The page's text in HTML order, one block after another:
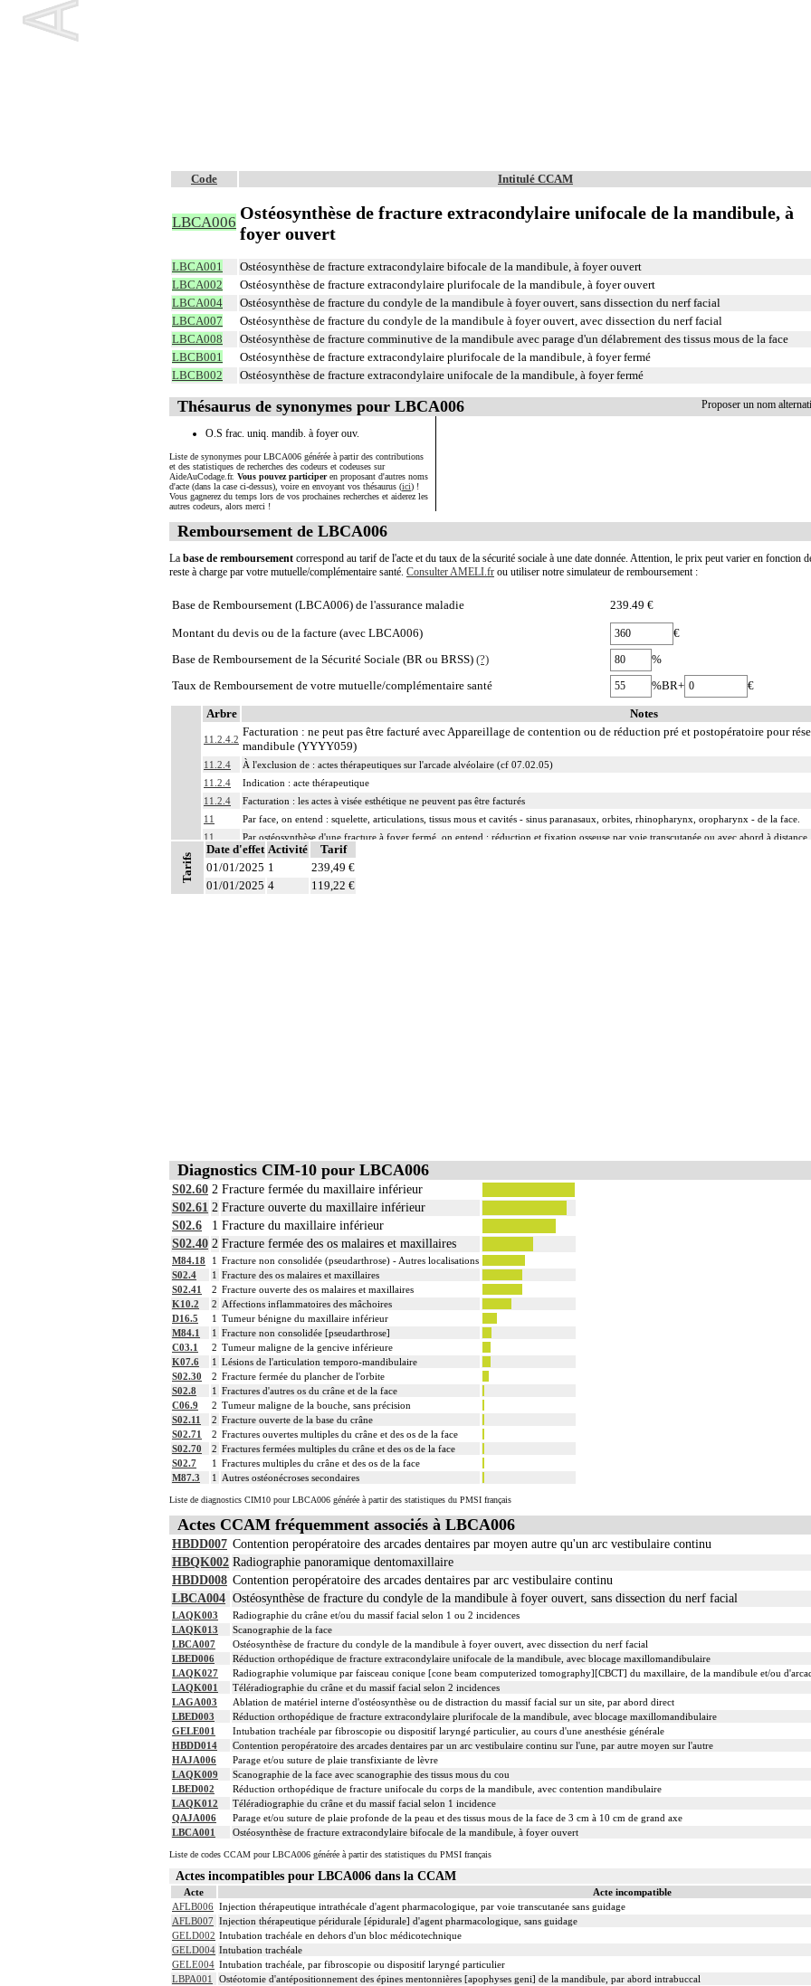
Code Intitulé CCAM
LBCA006 Ostéosynthèse de fracture extracondylaire unifocale de la mandibule, à
foyer ouvert
LBCA001 Ostéosynthèse de fracture extracondylaire bifocale de la mandibule, à foyer ouvert
LBCA002 Ostéosynthèse de fracture extracondylaire plurifocale de la mandibule, à foyer ouvert
LBCA004 Ostéosynthèse de fracture du condyle de la mandibule à foyer ouvert, sans dissection du nerf facial
LBCA007 Ostéosynthèse de fracture du condyle de la mandibule à foyer ouvert, avec dissection du nerf facial
LBCA008 Ostéosynthèse de fracture comminutive de la mandibule avec parage d'un délabrement des tissus mous de la face
LBCB001 Ostéosynthèse de fracture extracondylaire plurifocale de la mandibule, à foyer fermé
LBCB002 Ostéosynthèse de fracture extracondylaire unifocale de la mandibule, à foyer fermé
Proposer un nom
Thésaurus de synonymes pour LBCA006
O.S frac. uniq. mandib. à foyer ouv.
Liste de synonymes pour LBCA006 générée à partir des contributions
et des statistiques de recherches des codeurs et codeuses sur
AideAuCodage.fr. Vous pouvez participeren proposant d'autres noms
d'acte (dans la case ci-dessus), voire en envoyant vos thésaurus (ici) !
Vous gagnerez du temps lors de vos prochaines recherches et aiderez les
autres codeurs, alors merci !
Remboursement de LBCA006
La base de remboursement correspond au tarif de l'acte et du taux de la sécurité sociale à une date donnée. Attention, le prix peut varier en
reste à charge par votre mutuelle/complémentaire santé. Consulter AMELI.fr ou utiliser notre simulateur de remboursement :
Base de Remboursement (LBCA006) de l'assurance maladie 239.49 €
Montant du devis ou de la facture (avec LBCA006)
€
Base de Remboursement de la Sécurité Sociale (BR ou BRSS) (?)
%
Taux de Remboursement de votre mutuelle/complémentaire santé
%BR+ €
Notes
Arbre Notes
11.2.4.2
Facturation : ne peut pas être facturé avec Appareillage de contention ou de réduction pré et postopératoire pour
mandibule (YYYY059)
11.2.4
À l'exclusion de : actes thérapeutiques sur l'arcade alvéolaire (cf 07.02.05)
11.2.4
Indication : acte thérapeutique
11.2.4
Facturation : les actes à visée esthétique ne peuvent pas être facturés
11
Par face, on entend : squelette, articulations, tissus mous et cavités - sinus paranasaux, orbites, rhinopharynx, oropharynx - de la face.
11
Par ostéosynthèse d'une fracture à foyer fermé, on entend : réduction et fixation osseuse par voie transcutanée ou avec abord à
11
Par ostéosynthèse d'une fracture à foyer ouvert, on entend : réduction et fixation osseuse avec exposition du foyer de fracture.
Par évidement d'un os, on entend :
- cratérisation [sauciérisation] osseuse
Tarifs
Date d'effet Activité
Tarif
01/01/2025 1
239,49 €
01/01/2025 4 119,22 €
Diagnostics CIM-10 pour LBCA006
S02.60 2 Fracture fermée du maxillaire inférieur
S02.61 2 Fracture ouverte du maxillaire inférieur
S02.6
1 Fracture du maxillaire inférieur
S02.40 2 Fracture fermée des os malaires et maxillaires
M84.18 1 Fracture non consolidée (pseudarthrose) - Autres localisations
S02.4
1 Fracture des os malaires et maxillaires
S02.41
2 Fracture ouverte des os malaires et maxillaires
K10.2
2 Affections inflammatoires des mâchoires
D16.5
1 Tumeur bénigne du maxillaire inférieur
M84.1
1 Fracture non consolidée [pseudarthrose]
C03.1
2 Tumeur maligne de la gencive inférieure
K07.6
1 Lésions de l'articulation temporo-mandibulaire
S02.30
2 Fracture fermée du plancher de l'orbite
S02.8
1 Fractures d'autres os du crâne et de la face
C06.9
2 Tumeur maligne de la bouche, sans précision
S02.11
2 Fracture ouverte de la base du crâne
S02.71
2 Fractures ouvertes multiples du crâne et des os de la face
S02.70
2 Fractures fermées multiples du crâne et des os de la face
S02.7
1 Fractures multiples du crâne et des os de la face
M87.3
1 Autres ostéonécroses secondaires
Liste de diagnostics CIM10 pour LBCA006 générée à partir des statistiques du PMSI français
Actes CCAM fréquemment associés à LBCA006
HBDD007 Contention peropératoire des arcades dentaires par moyen autre qu'un arc vestibulaire continu
HBQK002 Radiographie panoramique dentomaxillaire
HBDD008 Contention peropératoire des arcades dentaires par arc vestibulaire continu
LBCA004 Ostéosynthèse de fracture du condyle de la mandibule à foyer ouvert, sans dissection du nerf facial
LAQK003
Radiographie du crâne et/ou du massif facial selon 1 ou 2 incidences
LAQK013
Scanographie de la face
LBCA007
Ostéosynthèse de fracture du condyle de la mandibule à foyer ouvert, avec dissection du nerf facial
LBED006
Réduction orthopédique de fracture extracondylaire unifocale de la mandibule, avec blocage maxillomandibulaire
LAQK027
Radiographie volumique par faisceau conique [cone beam computerized tomography][CBCT] du maxillaire, de la mandibule et/ou
LAQK001
Téléradiographie du crâne et du massif facial selon 2 incidences
LAGA003
Ablation de matériel interne d'ostéosynthèse ou de distraction du massif facial sur un site, par abord direct
LBED003
Réduction orthopédique de fracture extracondylaire plurifocale de la mandibule, avec blocage maxillomandibulaire
GELE001
Intubation trachéale par fibroscopie ou dispositif laryngé particulier, au cours d'une anesthésie générale
HBDD014
Contention peropératoire des arcades dentaires par un arc vestibulaire continu sur l'une, par autre moyen sur l'autre
HAJA006
Parage et/ou suture de plaie transfixiante de lèvre
LAQK009
Scanographie de la face avec scanographie des tissus mous du cou
LBED002
Réduction orthopédique de fracture unifocale du corps de la mandibule, avec contention mandibulaire
LAQK012
Téléradiographie du crâne et du massif facial selon 1 incidence
QAJA006
Parage et/ou suture de plaie profonde de la peau et des tissus mous de la face de 3 cm à 10 cm de grand axe
LBCA001
Ostéosynthèse de fracture extracondylaire bifocale de la mandibule, à foyer ouvert
Liste de codes CCAM pour LBCA006 générée à partir des statistiques du PMSI français
Actes incompatibles pour LBCA006 dans la CCAM
Acte
Acte incompatible
AFLB006 Injection thérapeutique intrathécale d'agent pharmacologique, par voie transcutanée sans guidage
AFLB007 Injection thérapeutique péridurale [épidurale] d'agent pharmacologique, sans guidage
GELD002 Intubation trachéale en dehors d'un bloc médicotechnique
GELD004 Intubation trachéale
GELE004 Intubation trachéale, par fibroscopie ou dispositif laryngé particulier
LBPA001
Ostéotomie d'antépositionnement des épines mentonnières [apophyses geni] de la mandibule, par abord intrabuccal